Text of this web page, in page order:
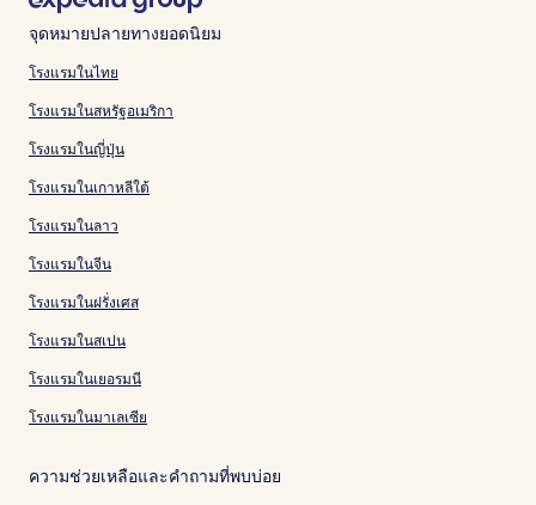
จุดหมายปลายทางยอดนิยม
โรงแรมในไทย
โรงแรมในสหรัฐอเมริกา
โรงแรมในญี่ปุ่น
โรงแรมในเกาหลีใต้
โรงแรมในลาว
โรงแรมในจีน
โรงแรมในฝรั่งเศส
โรงแรมในสเปน
โรงแรมในเยอรมนี
โรงแรมในมาเลเซีย
ความช่วยเหลือและคำถามที่พบบ่อย